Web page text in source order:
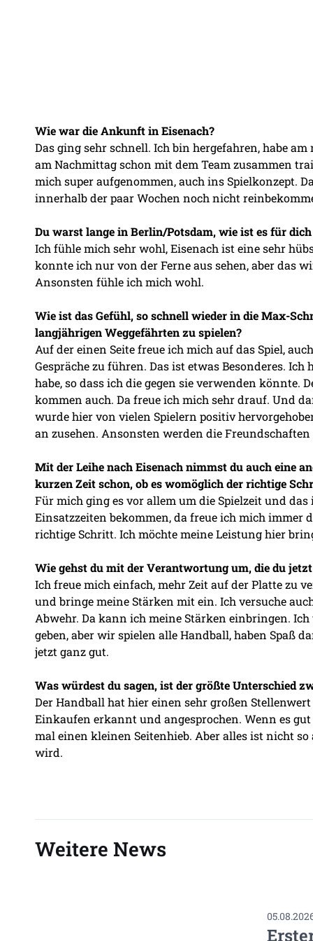
Wie war die Ankunft in Eisenach?
Das ging sehr schnell. Ich bin hergefahren, habe
am Nachmittag schon mit dem Team zusammen
mich super aufgenommen, auch ins Spielkonzept.
innerhalb der paar Wochen noch nicht
Du warst lange in Berlin/Potsdam, wie ist es für
Ich fühle mich sehr wohl, Eisenach ist eine sehr
konnte ich nur von der Ferne aus sehen, aber das
Ansonsten fühle ich mich wohl.
Wie ist das Gefühl, so schnell wieder in die Max-
langjährigen Weggefährten zu spielen?
Auf der einen Seite freue ich mich auf das Spiel,
Gespräche zu führen. Das ist etwas Besonderes.
habe, so dass ich die gegen sie verwenden könnte.
kommen auch. Da freue ich mich sehr drauf. Und
wurde hier von vielen Spielern positiv
an zusehen. Ansonsten werden die
Mit der Leihe nach Eisenach nimmst du auch eine
kurzen Zeit schon, ob es womöglich der richtige
Für mich ging es vor allem um die Spielzeit und
Einsatzzeiten bekommen, da freue ich mich
richtige Schritt. Ich möchte meine Leistung hier
Wie gehst du mit der Verantwortung um, die du
Ich freue mich einfach, mehr Zeit auf der Platte zu
und bringe meine Stärken mit ein. Ich versuche
Abwehr. Da kann ich meine Stärken einbringen.
geben, aber wir spielen alle Handball, haben Spaß
jetzt ganz gut.
Was würdest du sagen, ist der größte Unterschied
Der Handball hat hier einen sehr großen
Einkaufen erkannt und angesprochen. Wenn es
mal einen kleinen Seitenhieb. Aber alles ist nicht
wird.
Weitere News